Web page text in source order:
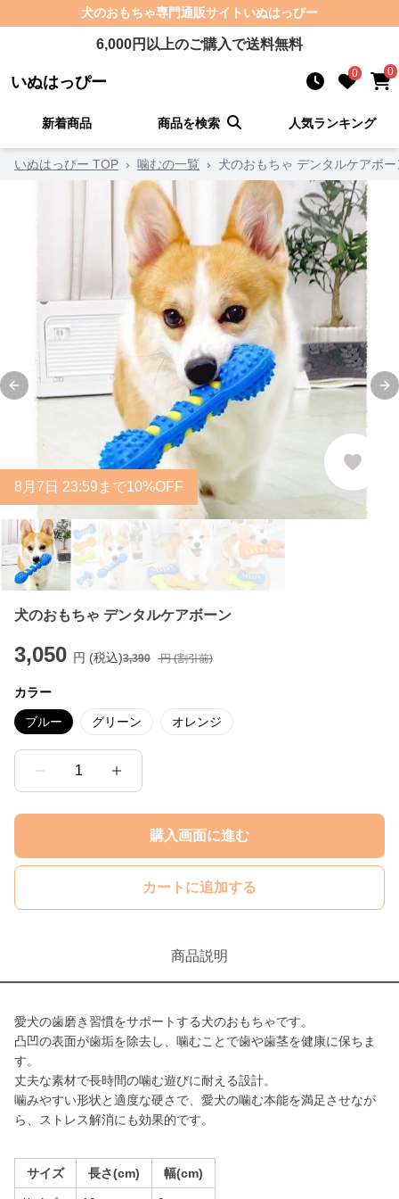
犬のおもちゃ専門通販サイト いぬはっぴー
6,000円以上のご購入で送料無料
いぬはっぴー 0 0
新着商品 商品を検索 人気ランキング
いぬはっぴー TOP › 噛むの一覧 › 犬のおもちゃ デンタルケアボー
Previous slide
8 月 7 日 23:59まで10%OFF
犬のおもちゃ デンタルケアボーン
3,050 円 (税込)3,390 円 (割引前)
カラー
ブルー グリーン オレンジ
1
購入画面に進む
カートに追加する
商品説明
愛犬の歯磨き習慣をサポートする犬のおもちゃです。
凸凹の表面が歯垢を除去し、噛むことで歯や歯茎を健康に保ちま
す。
丈夫な素材で長時間の噛む遊びに耐える設計。
噛みやすい形状と適度な硬さで、愛犬の噛む本能を満足させなが
ら、ストレス解消にも効果的です。
サイズ 長さ(cm) 幅(cm)